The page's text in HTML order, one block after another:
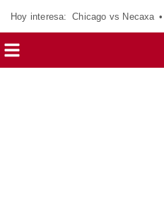
Hoy interesa: Chicago vs Necaxa